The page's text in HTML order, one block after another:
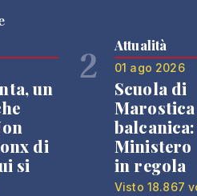
un
di
si
2 Attualità
01 ago 2026
Scuola di
Ministero
in regola
Visto 18.867